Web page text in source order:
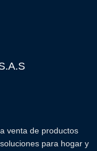
venta de productos
para hogar y